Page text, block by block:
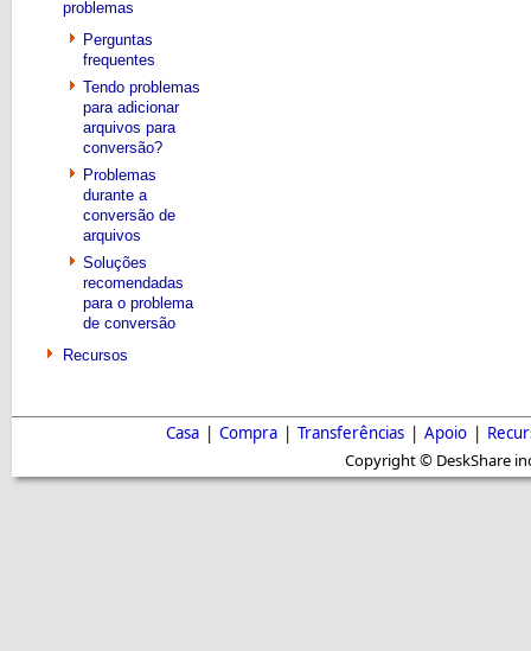
problemas
Perguntas
frequentes
Tendo problemas
para adicionar
arquivos para
conversão?
Problemas
durante a
conversão de
arquivos
Soluções
recomendadas
para o problema
de conversão
Recursos
Casa | Compra | Transferências | Apoio |
Copyright © DeskShare